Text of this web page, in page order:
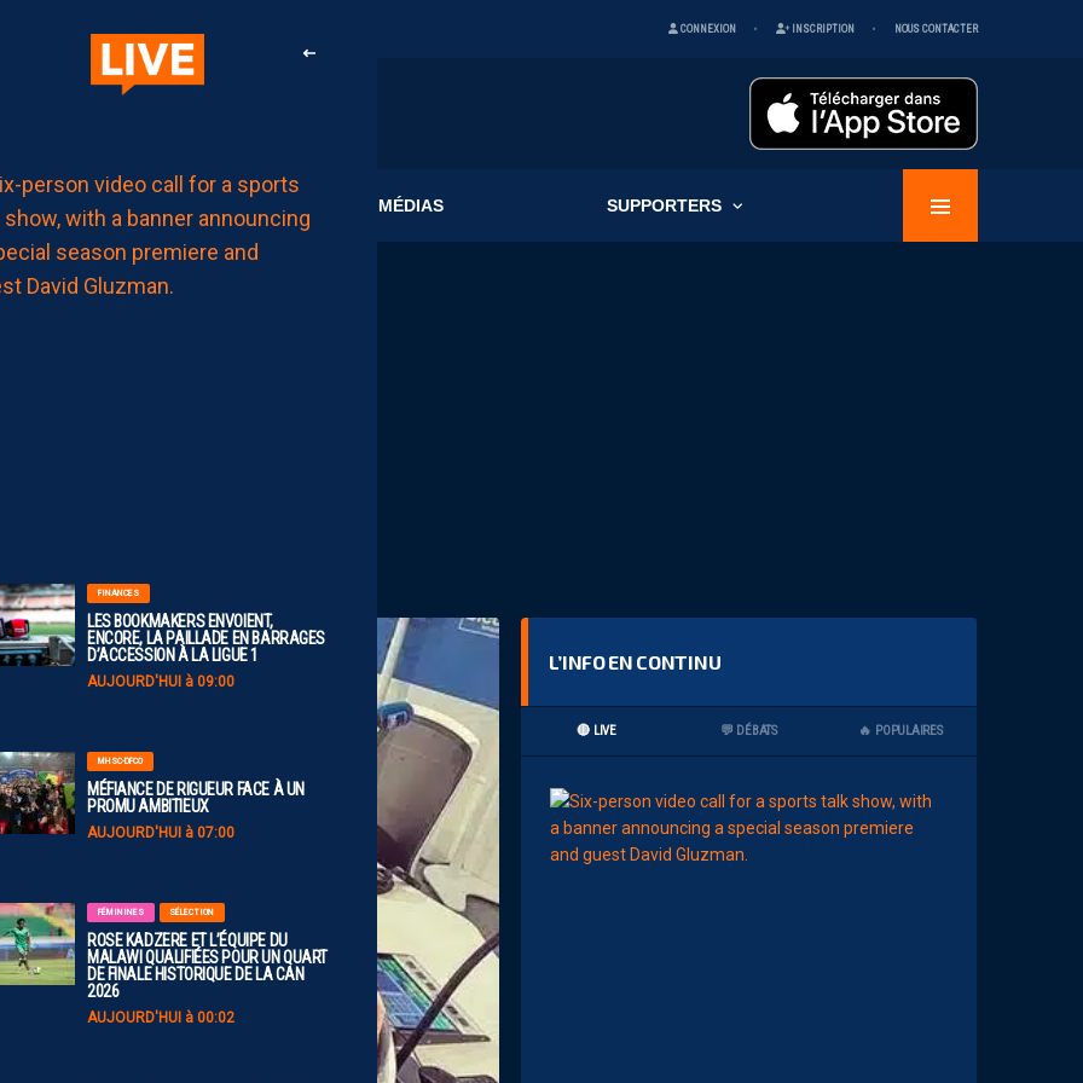
CONNEXION INSCRIPTION NOUS CONTACTER
MÉDIAS SUPPORTERS
FINANCES
LES BOOKMAKERS ENVOIENT,
ENCORE, LA PAILLADE EN BARRAGES
D’ACCESSION À LA LIGUE 1
AUJOURD'HUI à 09:00
MHSC-DFCO
MÉFIANCE DE RIGUEUR FACE À UN
PROMU AMBITIEUX
AUJOURD'HUI à 07:00
FÉMININES SÉLECTION
ROSE KADZERE ET L’ÉQUIPE DU
MALAWI QUALIFIÉES POUR UN QUART
DE FINALE HISTORIQUE DE LA CAN
2026
AUJOURD'HUI à 00:02
L’INFO EN CONTINU
🔴 LIVE 💬 DÉBATS 🔥 POPULAIRES